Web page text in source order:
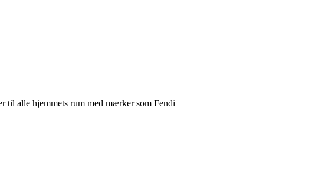
til alle hjemmets rum med mærker som Fendi